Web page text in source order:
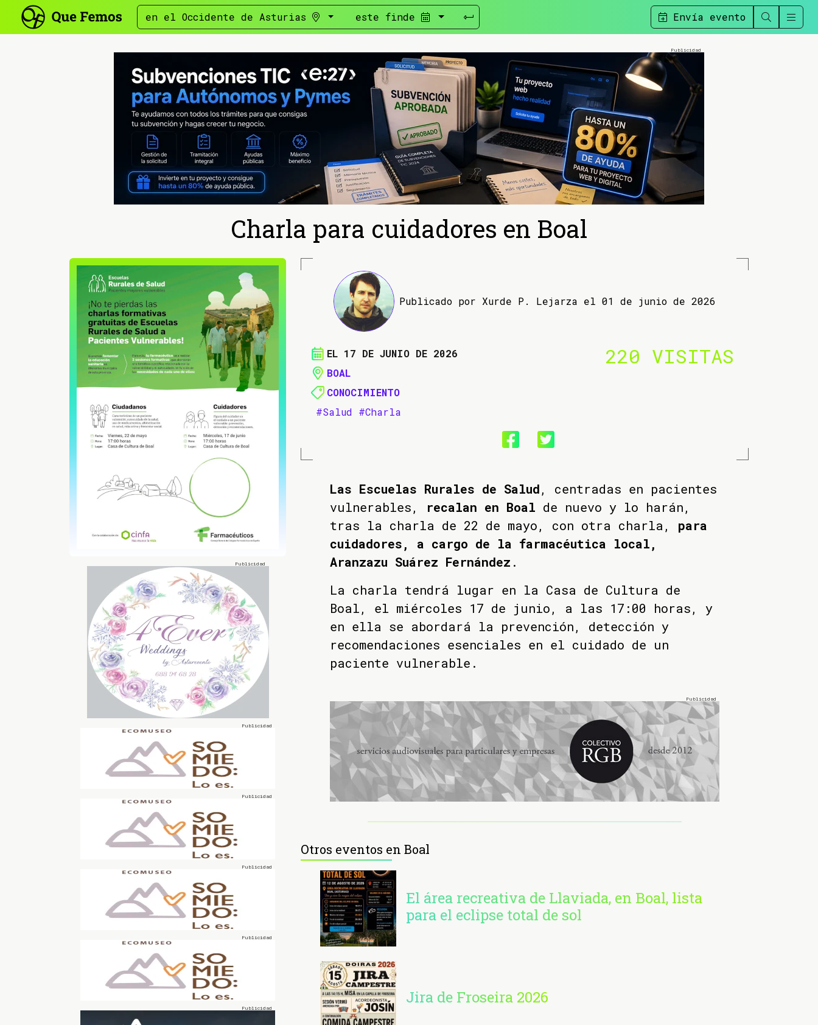
en el Occidente de Asturias este finde Envía evento
Charla para cuidadores en Boal
Publicado por Xurde P. Lejarza el 01 de junio de 2026
EL 17 DE JUNIO DE 2026
BOAL
CONOCIMIENTO
#Salud #Charla
220 VISITAS
Las Escuelas Rurales de Salud, centradas en pacientes
vulnerables,
recalan en Boal de nuevo y lo harán,
tras la charla de 22 de mayo, con otra charla, para
cuidadores, a cargo de la farmacéutica local,
Aranzazu Suárez Fernández .
La charla tendrá lugar en la Casa de Cultura de
Boal, el miércoles 17 de junio, a las 17:00 horas, y
en ella se abordará la prevención, detección y
recomendaciones esenciales en el cuidado de un
paciente vulnerable.
Otros eventos en Boal
El área recreativa de Llaviada, en Boal, lista
para el eclipse total de sol
Jira de Froseira 2026